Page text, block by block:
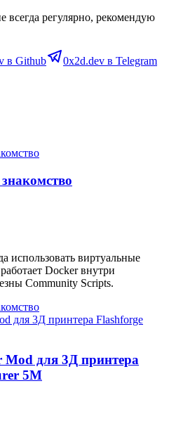
всегда регулярно, рекомендую
в Github
0x2d.dev в Telegram
использовать виртуальные
Docker внутри
Community Scripts.
для 3Д принтера
5M